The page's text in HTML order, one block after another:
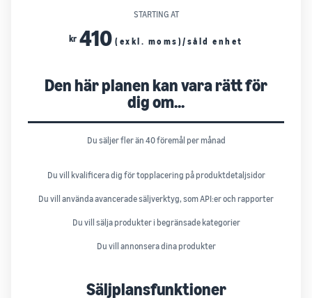
STARTING AT
kr 410 (exkl. moms)/såld enhet
Den här planen kan vara rätt för
dig om...
Du säljer fler än 40 föremål per månad
Du vill kvalificera dig för topplacering på produktdetaljsidor
Du vill använda avancerade säljverktyg, som API:er och rapporter
Du vill sälja produkter i begränsade kategorier
Du vill annonsera dina produkter
Säljplansfunktioner